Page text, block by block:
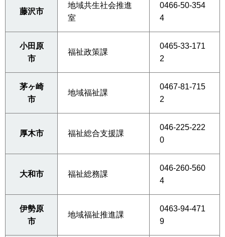
藤沢市
地域共生社会推進
室
0466-50-354
4
小田原
市
福祉政策課
0465-33-171
2
茅ヶ崎
市
地域福祉課
0467-81-715
2
厚木市 福祉総合支援課
046-225-222
0
大和市 福祉総務課
046-260-560
4
伊勢原
市
地域福祉推進課
0463-94-471
9